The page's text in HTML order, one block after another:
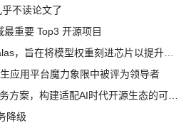
不读论文了
重要 Top3 开源项目
应用平台魔力象限中被评为领导者
降级